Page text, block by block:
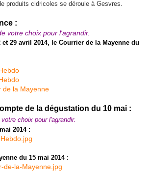
produits cidricoles se déroule à Gesvres.
:
votre choix pour l'agrandir.
et 29 avril 2014, le Courrier de la Mayenne du
de la dégustation du 10 mai :
choix pour l'agrandir.
2014 :
du 15 mai 2014 :